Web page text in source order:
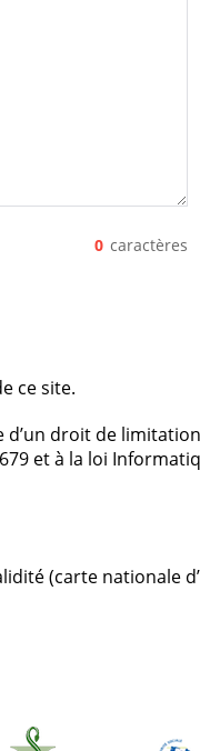
0 caractères
ce site.
droit de
et à la loi
(carte nationale